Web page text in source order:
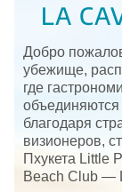
LA
Добро
убежище,
где
благодаря
визионеров,
Пхукета Little
Beach Club —